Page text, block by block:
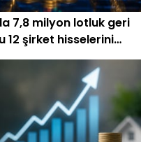
7,8 milyon lotluk geri
12 şirket hisselerini